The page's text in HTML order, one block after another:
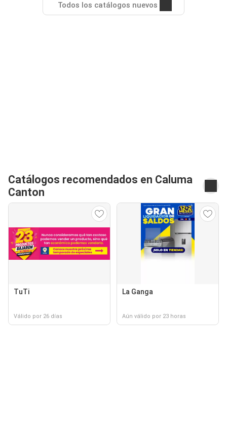
Todos los catálogos nuevos
Catálogos recomendados en Caluma
Canton
TuTi
Válido por 26 días
La Ganga
Aún válido por 23 horas